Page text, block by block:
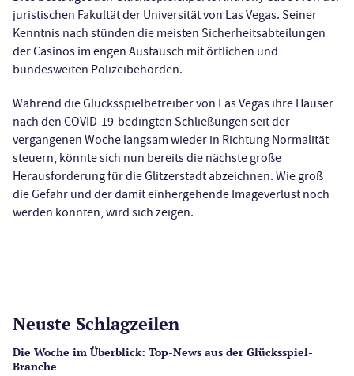
juristischen Fakultät der Universität von Las Vegas. Seiner
Kenntnis nach stünden die meisten Sicherheitsabteilungen
der Casinos im engen Austausch mit örtlichen und
bundesweiten Polizeibehörden.
Während die Glücksspielbetreiber von Las Vegas ihre Häuser
nach den COVID-19-bedingten Schließungen seit der
vergangenen Woche langsam wieder in Richtung Normalität
steuern, könnte sich nun bereits die nächste große
Herausforderung für die Glitzerstadt abzeichnen. Wie groß
die Gefahr und der damit einhergehende Imageverlust noch
werden könnten, wird sich zeigen.
Neuste Schlagzeilen
Die Woche im Überblick: Top-News aus der Glücksspiel-
Branche